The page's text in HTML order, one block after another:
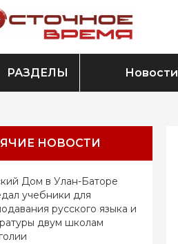
РАЗДЕЛЫ Новости
НОВОСТИ
Дом в Улан-Баторе
учебники для
русского языка и
двум школам